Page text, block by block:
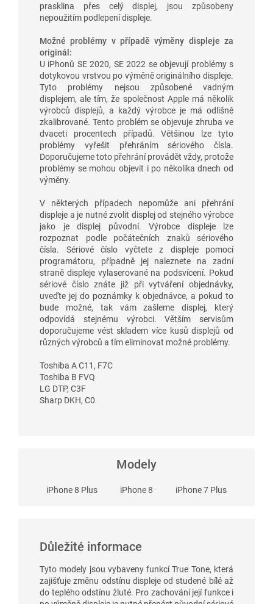
prasklina přes celý displej, jsou způsobeny
nepoužitím podlepení displeje.
Možné problémy v případě výměny displeje za
originál:
U iPhonů SE 2020, SE 2022 se objevují problémy s
dotykovou vrstvou po výměně originálního displeje.
Tyto problémy nejsou způsobené vadným
displejem, ale tím, že společnost Apple má několik
výrobců displejů, a každý výrobce je má odlišně
zkalibrované. Tento problém se objevuje zhruba ve
dvaceti procentech případů. Většinou lze tyto
problémy vyřešit přehráním sériového čísla.
Doporučujeme toto přehrání provádět vždy, protože
problémy se mohou objevit i po několika dnech od
výměny.
V některých případech nepomůže ani přehrání
displeje a je nutné zvolit displej od stejného výrobce
jako je displej původní. Výrobce displeje lze
rozpoznat podle počátečních znaků sériového
čísla. Sériové číslo vyčtete z displeje pomocí
programátoru, případně jej naleznete na zadní
straně displeje vylaserované na podsvícení. Pokud
sériové číslo znáte již při vytváření objednávky,
uveďte jej do poznámky k objednávce, a pokud to
bude možné, tak vám zašleme displej, který
odpovídá stejnému výrobci. Větším servisům
doporučujeme vést skladem více kusů displejů od
různých výrobců a tím eliminovat možné problémy.
Toshiba A C11, F7C
Toshiba B FVQ
LG DTP, C3F
Sharp DKH, C0
Modely
iPhone 8 Plus iPhone 8 iPhone 7 Plus
Důležité informace
Tyto modely jsou vybaveny funkcí True Tone, která
zajišťuje změnu odstínu displeje od studené bílé až
do teplého odstínu žluté. Pro zachování její funkce i